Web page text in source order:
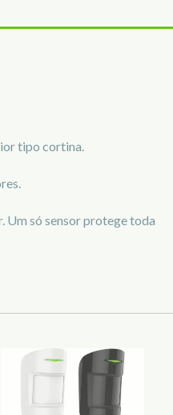
tipo cortina.
Um só sensor protege toda